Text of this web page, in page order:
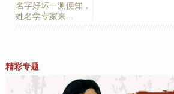
名字好坏一测便知，
姓名学专家来...
精彩专题